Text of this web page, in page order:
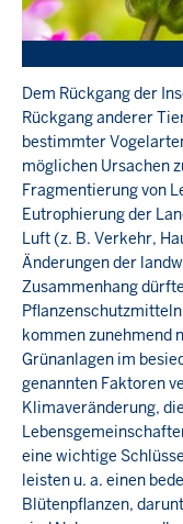
Dem Rückgang der
Rückgang anderer
bestimmter
möglichen Ursachen
Fragmentierung von
Eutrophierung der
Luft (z. B. Verkehr,
Änderungen der
Zusammenhang
kommen zunehmend
Grünanlagen im
genannten Faktoren
Klimaveränderung,
eine wichtige
leisten u. a. einen
Blütenpflanzen,